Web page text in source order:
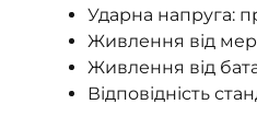
Ударна напруга:
Живлення від
Живлення від
Відповідність